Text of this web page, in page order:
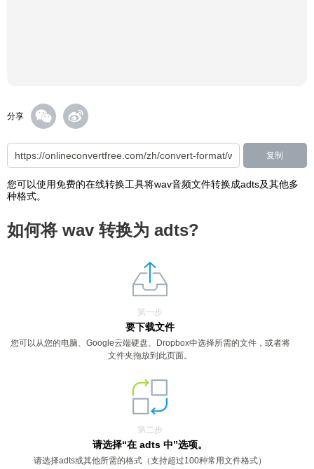
分享
复制
您可以使用免费的在线转换工具将wav音频文件转换成adts及其他多
种格式。
如何将 wav 转换为 adts?
第一步
要下载文件
您可以从您的电脑、Google云端硬盘、Dropbox中选择所需的文件，或者将
文件夹拖放到此页面。
第二步
请选择“在 adts 中”选项。
请选择adts或其他所需的格式（支持超过100种常用文件格式）